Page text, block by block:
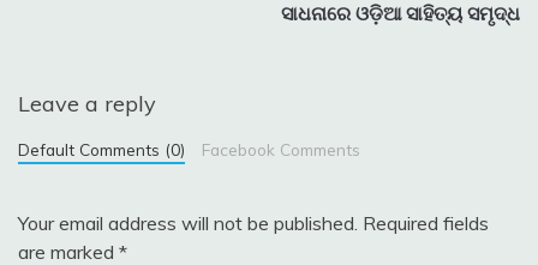
ସାଧନାରେ ଓଡ଼ିଆ ସାହିତ୍ୟ ସମୃଦ୍ଧ
Leave a reply
Default Comments (0) Facebook Comments
Your email address will not be published. Required fields
are marked *